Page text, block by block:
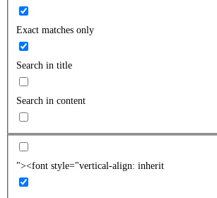
Exact matches only
Search in title
Search in content
"><font style="vertical-align: inherit